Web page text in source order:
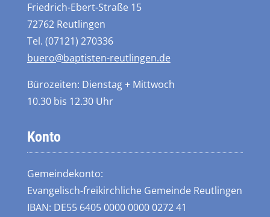
Friedrich-Ebert-Straße 15
72762 Reutlingen
Tel. (07121) 270336
buero@baptisten-reutlingen.de
Bürozeiten: Dienstag + Mittwoch
10.30 bis 12.30 Uhr
Konto
Gemeindekonto:
Evangelisch-freikirchliche Gemeinde Reutlingen
IBAN: DE55 6405 0000 0000 0272 41